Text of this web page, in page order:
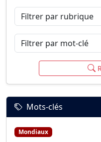
Filtrer par rubrique
Filtrer par mot-clé
Mots-clés
Mondiaux